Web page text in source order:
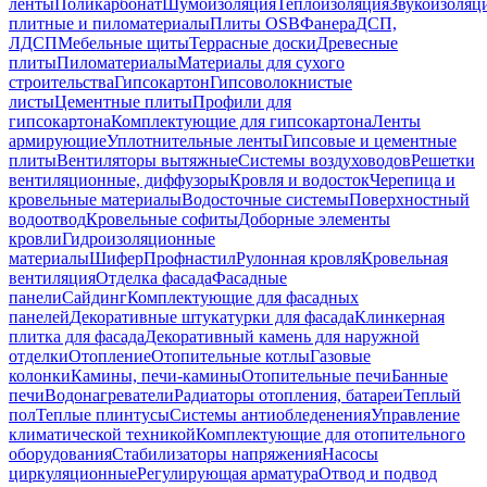
ленты Поликарбонат Шумоизоляция Теплоизоляция
плитные и пиломатериалыПлиты OSBФанераДСП,
ЛДСПМебельные щитыТеррасные доскиДревесные
плитыПиломатериалыМатериалы для сухого
строительстваГипсокартонГипсоволокнистые
листыЦементные плитыПрофили для
гипсокартонаКомплектующие для гипсокартонаЛенты
армирующиеУплотнительные лентыГипсовые и цементные
плитыВентиляторы вытяжныеСистемы воздуховодовРешетки
вентиляционные, диффузорыКровля и водостокЧерепица и
кровельные материалыВодосточные системыПоверхностный
водоотводКровельные софитыДоборные элементы
кровлиГидроизоляционные
материалыШиферПрофнастилРулонная кровляКровельная
вентиляцияОтделка фасадаФасадные
панелиСайдингКомплектующие для фасадных
панелейДекоративные штукатурки для фасадаКлинкерная
плитка для фасадаДекоративный камень для наружной
отделкиОтоплениеОтопительные котлыГазовые
колонкиКамины, печи-каминыОтопительные печиБанные
печиВодонагревателиРадиаторы отопления, батареиТеплый
полТеплые плинтусыСистемы антиобледененияУправление
климатической техникойКомплектующие для отопительного
оборудованияСтабилизаторы напряженияНасосы
циркуляционныеРегулирующая арматураОтвод и подвод